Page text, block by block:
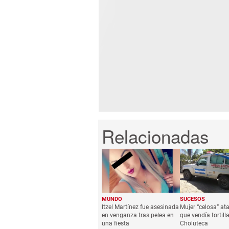
MUNDO
Itzel Martínez fue asesinada
en venganza tras pelea en
una fiesta
SUCESOS
Mujer “celosa”
que vendía
Choluteca